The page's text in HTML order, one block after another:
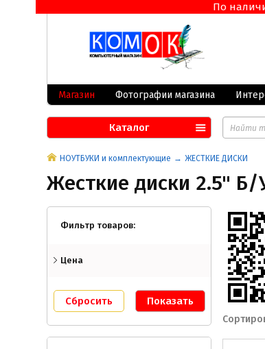
По
Магазин Фотографии магазина
Каталог
НОУТБУКИ и комплектующие ЖЕСТКИЕ ДИСКИ
Жесткие диски 2.5" Б/
Фильтр товаров:
Цена